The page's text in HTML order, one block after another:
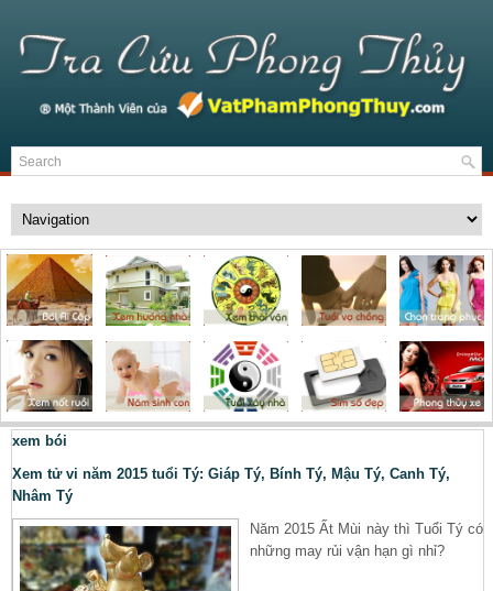
xem bói
Xem tử vi năm 2015 tuổi Tý: Giáp Tý, Bính Tý, Mậu Tý, Canh Tý,
Nhâm Tý
Năm 2015 Ất Mùi này thì Tuổi Tý có
những may rủi vận hạn gì nhỉ?